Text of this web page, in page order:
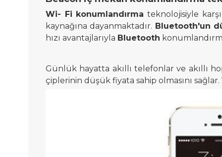
Wi- Fi konumlandırma teknolojisiyle
kaynağına dayanmaktadır. Bluetooth'un
hızı avantajlarıyla Bluetooth
Günlük hayatta akıllı telefonlar ve akıllı
çiplerinin düşük fiyata sahip olmasını